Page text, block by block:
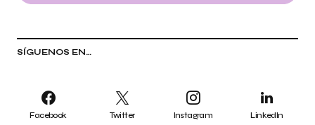
SÍGUENOS EN…
Facebook
Twitter
Instagram
LinkedIn